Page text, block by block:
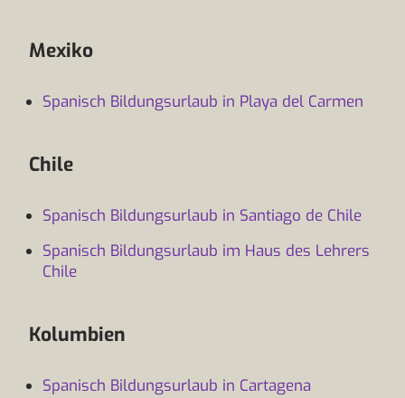
Mexiko
Spanisch Bildungsurlaub in Playa del Carmen
Chile
Spanisch Bildungsurlaub in Santiago de Chile
Spanisch Bildungsurlaub im Haus des Lehrers
Chile
Kolumbien
Spanisch Bildungsurlaub in Cartagena